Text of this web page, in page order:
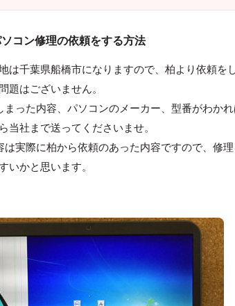
コン修理の依頼をする方法
は千葉県船橋市になりますので、柏より依頼
題はございません。
まった内容、パソコンのメーカー、型番がわか
当社まで送ってくださいませ。
は実際に柏から依頼のあった内容ですので、修
いかと思います。